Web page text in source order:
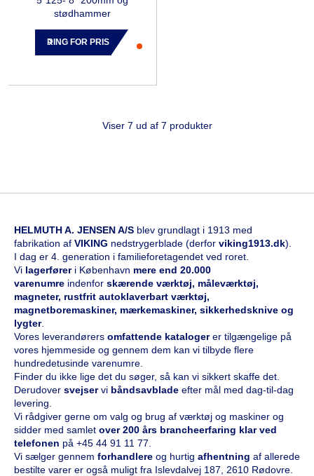
stødhammer
RING FOR PRIS
Viser 7 ud af 7 produkter
HELMUTH A. JENSEN A/S blev grundlagt i 1913 med
fabrikation af VIKING nedstrygerblade (derfor viking1913.dk).
I dag er 4. generation i familieforetagendet ved roret.
Vi lagerfører i København mere end 20.000
varenumre indenfor skærende værktøj, måleværktøj,
magneter, rustfrit autoklaverbart værktøj,
magnetboremaskiner, mærkemaskiner, sikkerhedsknive og
lygter.
Vores leverandørers omfattende katalogerer tilgængelige på
vores hjemmeside og gennem dem kan vi tilbyde flere
hundredetusinde varenumre.
Finder du ikke lige det du søger, så kan vi sikkert skaffe det.
Derudover svejservi båndsavblade efter mål med dag-til-dag
levering.
Vi rådgiver gerne om valg og brug af værktøj og maskiner og
sidder med samlet over 200 års brancheerfaring klar ved
telefonen på +45 44 91 11 77
Vi sælger gennem forhandlere og hurtig afhentning af allerede
bestilte varer er også muligt fra Islevdalvej 187, 2610 Rødovre.